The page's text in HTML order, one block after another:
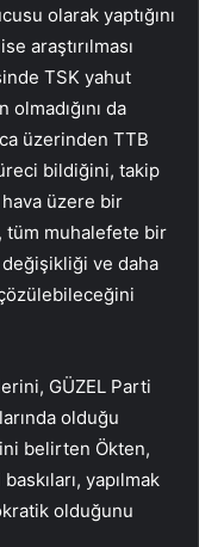
olarak yaptığını
araştırılması
TSK yahut
da
üzerinden TTB
bildiğini, takip
hava üzere bir
tüm muhalefete bir
ve daha
GÜZEL Parti
olduğu
belirten Ökten,
yapılmak
olduğunu